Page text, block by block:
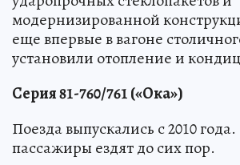
модернизированной
еще впервые в вагоне
установили отопление и
Серия 81-760/761 («Ока»)
Поезда выпускались с 2010
пассажиры ездят до сих пор.